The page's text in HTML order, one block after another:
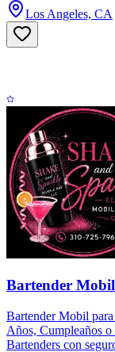
Los Angeles, CA
Bartender
Bartender Mobil
Años, Cumpleaños o
Bartenders con